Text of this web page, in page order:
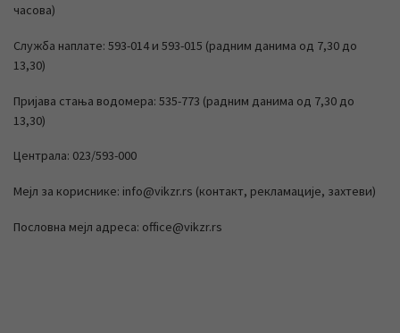
часова)
Служба наплате: 593-014 и 593-015 (радним данима од 7,30 до
13,30)
Пријава стања водомера: 535-773 (радним данима од 7,30 до
13,30)
Централа: 023/593-000
Мејл за кориснике: info@vikzr.rs (контакт, рекламације, захтеви)
Пословна мејл адреса: office@vikzr.rs